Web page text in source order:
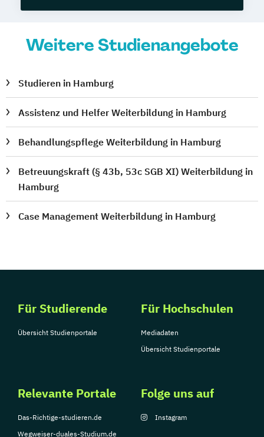
Weitere Studienangebote
Studieren in Hamburg
Assistenz und Helfer Weiterbildung in Hamburg
Behandlungspflege Weiterbildung in Hamburg
Betreuungskraft (§ 43b, 53c SGB XI) Weiterbildung in
Hamburg
Case Management Weiterbildung in Hamburg
Für Studierende
Übersicht Studienportale
Für Hochschulen
Mediadaten
Übersicht Studienportale
Relevante Portale
Das-Richtige-studieren.de
Wegweiser-duales-Studium.de
Folge uns auf
Instagram